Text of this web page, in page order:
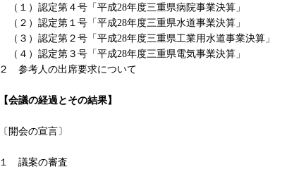
（１）認定第４号「平成28年度三重県病院事業決算」
（２）認定第１号「平成28年度三重県水道事業決算」
（３）認定第２号「平成28年度三重県工業用水道事業決算」
（４）認定第３号「平成28年度三重県電気事業決算」
２ 参考人の出席要求について
【会議の経過とその結果】
〔開会の宣言〕
１ 議案の審査